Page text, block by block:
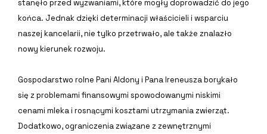
stanęło przed wyzwaniami, które mogły doprowadzić do jego
końca. Jednak dzięki determinacji właścicieli i wsparciu
naszej kancelarii, nie tylko przetrwało, ale także znalazło
nowy kierunek rozwoju.
Gospodarstwo rolne Pani Aldony i Pana Ireneusza borykało
się z problemami finansowymi spowodowanymi niskimi
cenami mleka i rosnącymi kosztami utrzymania zwierząt.
Dodatkowo, ograniczenia związane z zewnętrznymi